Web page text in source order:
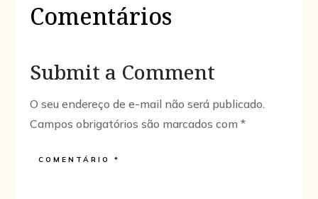
Comentários
Submit a Comment
O seu endereço de e-mail não será publicado.
Campos obrigatórios são marcados com*